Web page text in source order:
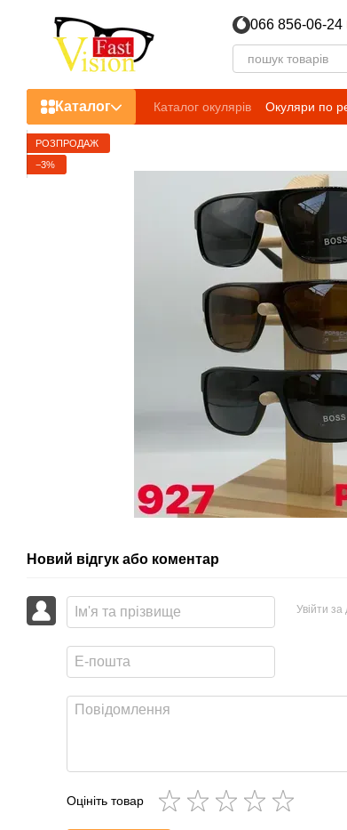
066 856-06-24
Каталог Каталог окулярів Окуляри по
РОЗПРОДАЖ
−3%
Новий відгук або коментар
Увійти
Оцініть товар